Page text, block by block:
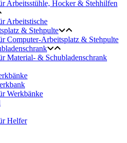
Arbeitsstühle, Hocker & Stehhilfen
Arbeitstische
& Stehpulte
Computer-Arbeitsplatz & Stehpulte
Material- & Schubladenschrank
Werkbänke
Helfer